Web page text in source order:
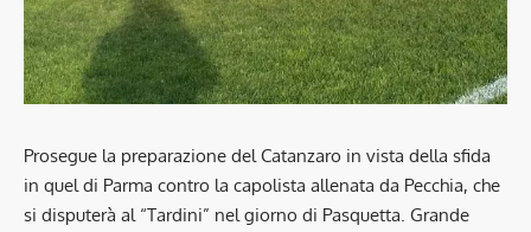
Prosegue la preparazione del Catanzaro in vista della sfida
in quel di Parma contro la capolista allenata da Pecchia, che
si disputerà al “Tardini” nel giorno di Pasquetta. Grande